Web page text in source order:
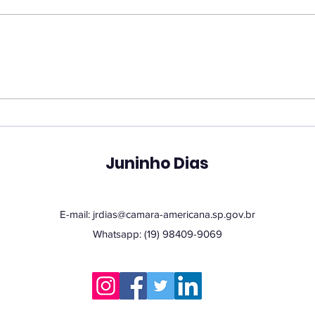
propõe programa que
tecnologiaJuninho Dias
E-mail: jrdias@camara-americana.sp.gov.br
Whatsapp: (19) 98409-9069